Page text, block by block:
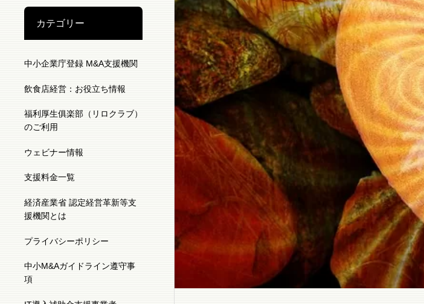
カテゴリー
中小企業庁登録 M&A支援機関
飲食店経営：お役立ち情報
福利厚生俱楽部（リロクラブ）
のご利用
ウェビナー情報
支援料金一覧
経済産業省 認定経営革新等支
援機関とは
プライバシーポリシー
中小M&Aガイドライン遵守事
項